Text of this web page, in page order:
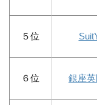
５位
６位 銀座